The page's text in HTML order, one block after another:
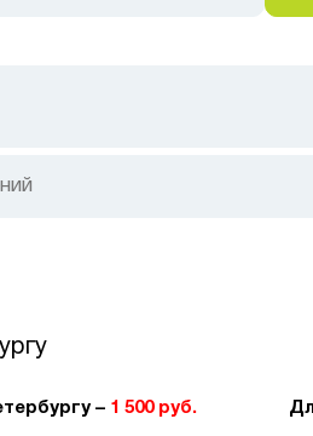
– 1 500 руб.